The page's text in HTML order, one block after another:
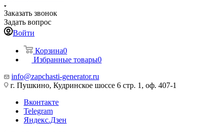
Заказать звонок
Задать вопрос
Войти
Корзина0
Избранные товары0
info@zapchasti-generator.ru
г. Пушкино, Кудринское шоссе 6 стр. 1, оф. 407-1
Вконтакте
Telegram
Яндекс.Дзен